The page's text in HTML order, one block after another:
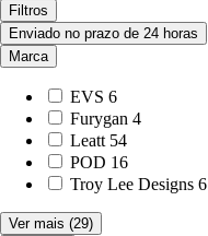
Filtros
Enviado no prazo de 24 horas
Marca
EVS 6
Furygan 4
Leatt 54
POD 16
Troy Lee Designs 6
Ver mais (29)